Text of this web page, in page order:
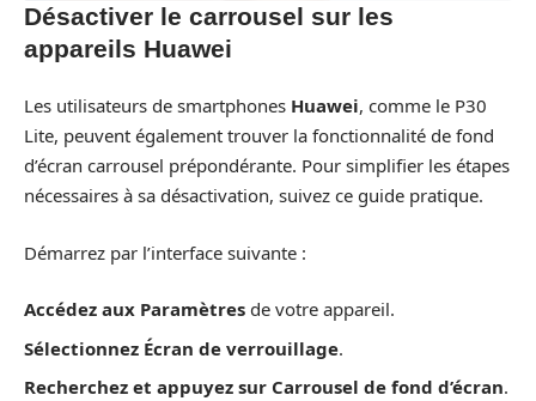
Désactiver le carrousel sur les
appareils Huawei
Les utilisateurs de smartphones Huawei, comme le P30
Lite, peuvent également trouver la fonctionnalité de fond
d’écran carrousel prépondérante. Pour simplifier les étapes
nécessaires à sa désactivation, suivez ce guide pratique.
Démarrez par l’interface suivante :
Accédez aux Paramètres de votre appareil.
Sélectionnez Écran de verrouillage.
Recherchez et appuyez sur Carrousel de fond d’écran.